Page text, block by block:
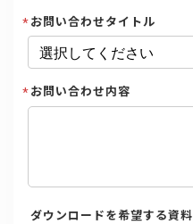
お問い合わせタイトル
お問い合わせ内容
ダウンロードを希望する資料